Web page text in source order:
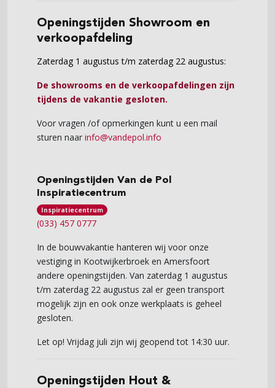
Openingstijden Showroom en
verkoopafdeling
Zaterdag 1 augustus t/m zaterdag 22 augustus:
De showrooms en de verkoopafdelingen zijn
tijdens de vakantie gesloten.
Voor vragen /of opmerkingen kunt u een mail
sturen naar info@vandepol.info
Openingstijden Van de Pol
Inspiratiecentrum
Inspiratiecentrum
(033) 457 0777
In de bouwvakantie hanteren wij voor onze
vestiging in Kootwijkerbroek en Amersfoort
andere openingstijden. Van zaterdag 1 augustus
t/m zaterdag 22 augustus zal er geen transport
mogelijk zijn en ook onze werkplaats is geheel
gesloten.
Let op! Vrijdag juli zijn wij geopend tot 14:30 uur.
Openingstijden Hout &